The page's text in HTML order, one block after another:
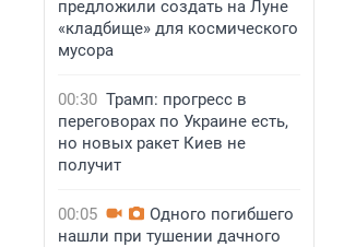
предложили создать на Луне
«кладбище» для космического
мусора
00:30 Трамп: прогресс в
переговорах по Украине есть,
но новых ракет Киев не
получит
00:05
Одного погибшего
нашли при тушении дачного